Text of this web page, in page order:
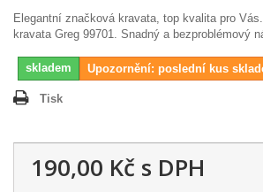
Elegantní značková kravata, top kvalita pro
kravata Greg 99701. Snadný a bezproblémový
skladem Upozornění: poslední kus
Tisk
190,00 Kč s DPH